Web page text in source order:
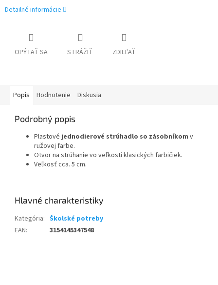
Detailné informácie
OPÝTAŤ SA STRÁŽIŤ ZDIEĽAŤ
Popis Hodnotenie Diskusia
Podrobný popis
Plastovéjednodierové strúhadlo so zásobníkom v
ružovej farbe.
Otvor na strúhanie vo veľkosti klasických farbičiek.
Veľkosť cca. 5 cm.
Kategória: Školské potreby
EAN: 3154145347548